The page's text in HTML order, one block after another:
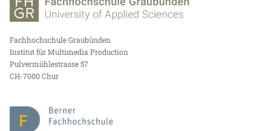
Fachhochschule Graubünden
Institut für Multimedia Production
Pulvermühlestrasse 57
CH-7000 Chur